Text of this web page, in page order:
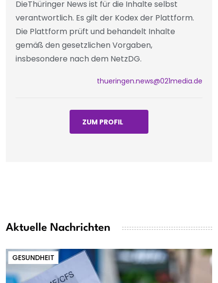
DieThüringer News ist für die Inhalte selbst
verantwortlich. Es gilt der Kodex der Plattform.
Die Plattform prüft und behandelt Inhalte
gemäß den gesetzlichen Vorgaben,
insbesondere nach dem NetzDG.
thueringen.news@021media.de
ZUM PROFIL
Aktuelle Nachrichten
GESUNDHEIT